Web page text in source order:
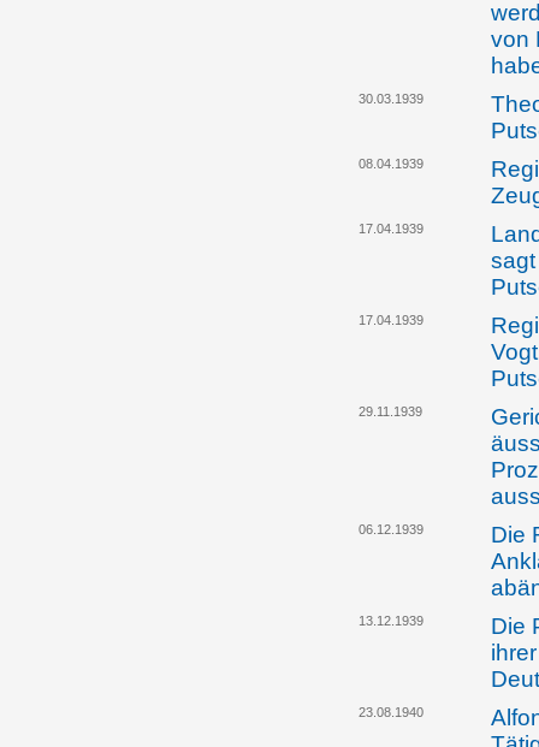
von
30.03.1939
08.04.1939
17.04.1939
17.04.1939
29.11.1939
06.12.1939
Die
13.12.1939
Die
23.08.1940